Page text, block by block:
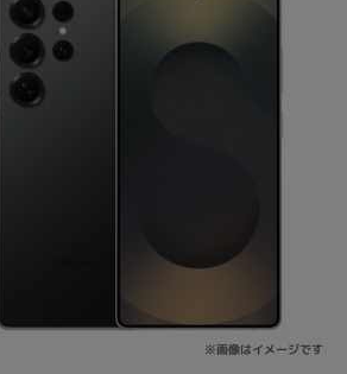
※画像はイメージです